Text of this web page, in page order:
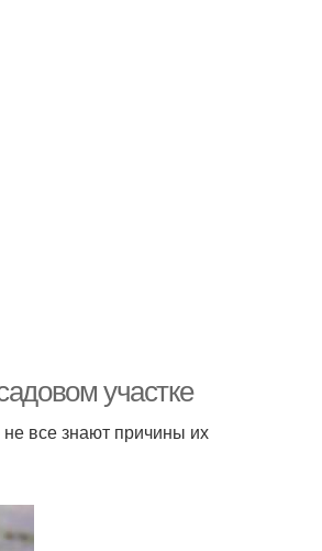
участке
все знают причины их